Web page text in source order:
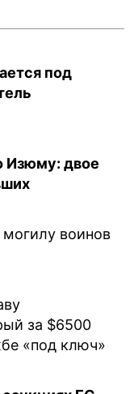
под
Изюму: двое
воинов
за $6500
«под ключ»